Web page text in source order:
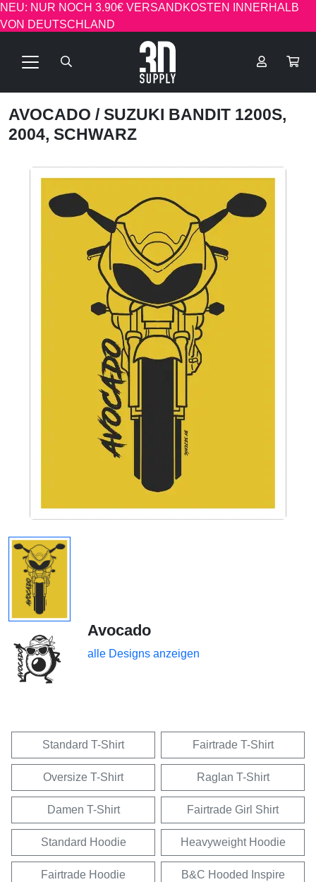
NEU: NUR NOCH 3.90€ VERSANDKOSTEN INNERHALB
VON DEUTSCHLAND
AVOCADO / SUZUKI BANDIT 1200S,
2004, SCHWARZ
Avocado
alle Designs anzeigen
Standard T-Shirt Fairtrade T-Shirt
Oversize T-Shirt Raglan T-Shirt
Damen T-Shirt Fairtrade Girl Shirt
Standard Hoodie Heavyweight Hoodie
Fairtrade Hoodie B&C Hooded Inspire